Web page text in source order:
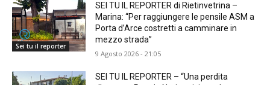
Sei tu il reporter
SEI TU IL REPORTER di Rietinvetrina –
Marina: “Per raggiungere le pensile ASM a
Porta d’Arce costretti a camminare in
mezzo strada”
9 Agosto 2026 - 21:05
SEI TU IL REPORTER – “Una perdita